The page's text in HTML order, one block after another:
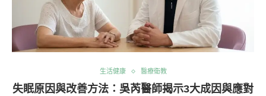
生活健康 醫療衛教
失眠原因與改善方法：吳芮醫師揭示3大成因與應對